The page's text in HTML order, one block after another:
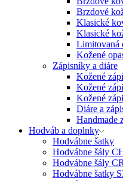
Brzdové
Klasické
Klasické
Limitovaná
Kožené
Zápisníky a diáre
Kožené
Kožené
Kožené
Diáre a
Handmade
Hodváb a doplnky
Hodvábne šatky
Hodvábne šály
Hodvábne šály
Hodvábne šatky